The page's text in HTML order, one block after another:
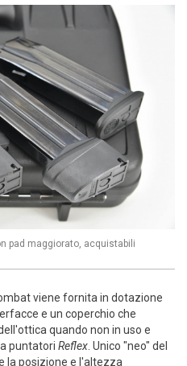
pad maggiorato, acquistabili
viene fornita in dotazione
e un coperchio che
quando non in uso e
puntatori Reflex . Unico "neo" del
la posizione e l'altezza